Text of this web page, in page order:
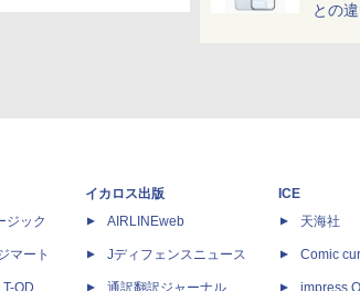
との
ジック
マート
OD
イカロス出版
AIRLINEweb
Jディフェンスニュース
通訳翻訳ジャーナル
ICE
天海社
Comic
impress